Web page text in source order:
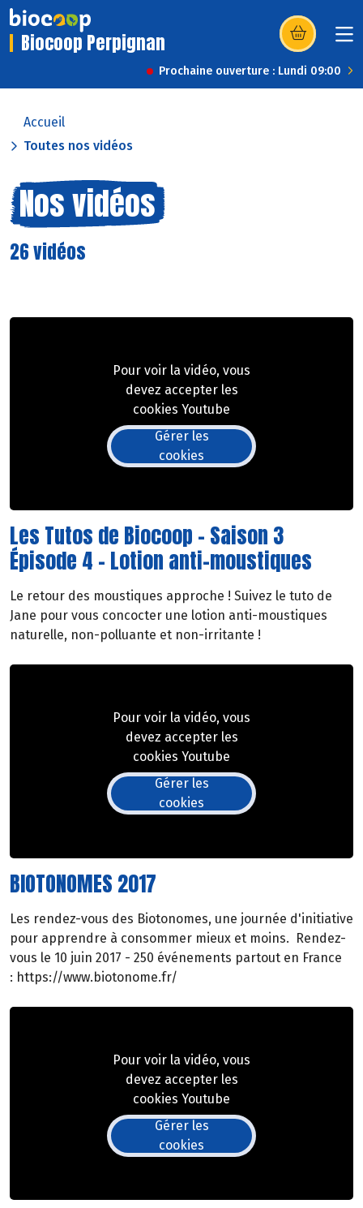
Biocoop Perpignan (s’ouvre dans
Prochaine ouverture : Lundi 09:00
Accueil
Toutes nos vidéos
Nos vidéos
26 vidéos
Pour voir la vidéo, vous
devez accepter les
cookies Youtube
Gérer les
cookies
Les Tutos de Biocoop - Saison 3
Épisode 4 - Lotion anti-moustiques
Le retour des moustiques approche ! Suivez le tuto de
Jane pour vous concocter une lotion anti-moustiques
naturelle, non-polluante et non-irritante !
Pour voir la vidéo, vous
devez accepter les
cookies Youtube
Gérer les
cookies
BIOTONOMES 2017
Les rendez-vous des Biotonomes, une journée d'initiative
pour apprendre à consommer mieux et moins. Rendez-
vous le 10 juin 2017 - 250 événements partout en France
: https://www.biotonome.fr/
Pour voir la vidéo, vous
devez accepter les
cookies Youtube
Gérer les
cookies